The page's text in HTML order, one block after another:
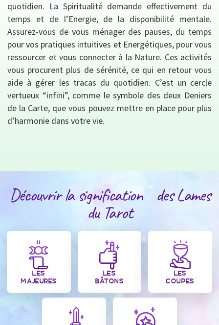
quotidien. La Spiritualité demande effectivement du
temps et de l’Energie, de la disponibilité mentale.
Assurez-vous de vous ménager des pauses, du temps
pour vos pratiques intuitives et Energétiques, pour vous
ressourcer et vous connecter à la Nature. Ces activités
vous procurent plus de sérénité, ce qui en retour vous
aide à gérer les tracas du quotidien. C’est un cercle
vertueux “infini”, comme le symbole des deux Deniers
de la Carte, que vous pouvez mettre en place pour plus
d’harmonie dans votre vie.
Découvrir la signification des Lames
du Tarot
LES
MAJEURES
LES
BÂTONS
LES
COUPES